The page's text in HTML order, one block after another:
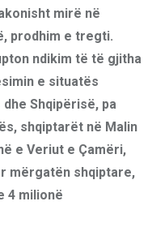
mirë në
prodhim e tregti.
ndikim të të gjitha
e situatës
Shqipërisë, pa
shqiptarët në Malin
e Veriut e Çamëri,
mërgatën shqiptare,
4 milionë